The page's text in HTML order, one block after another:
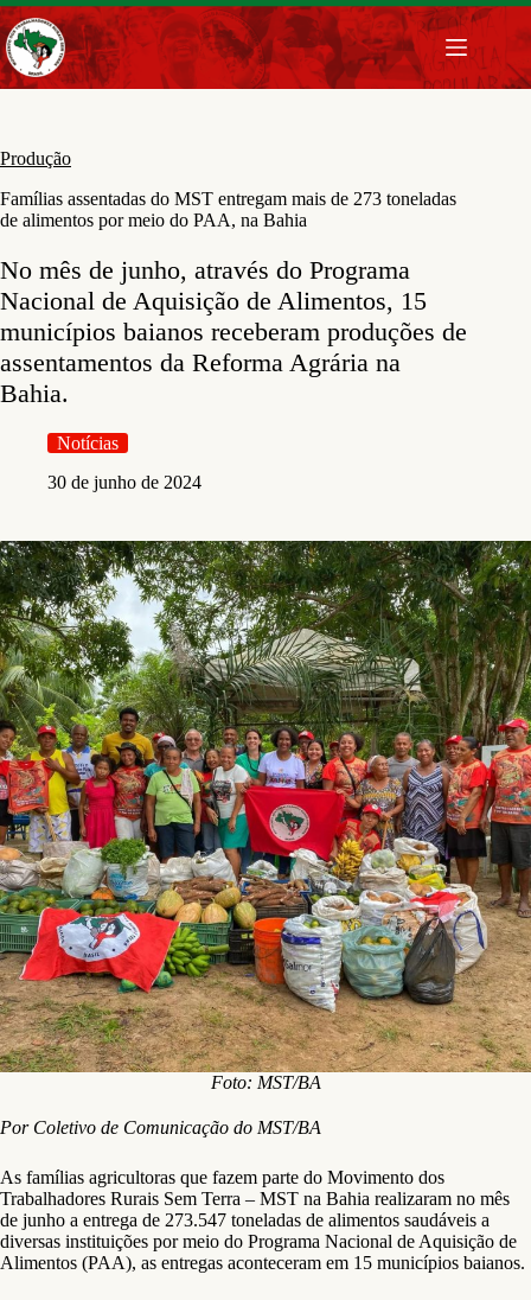
Pular
para
o
conteúdo
Produção
Famílias assentadas do MST entregam mais de 273 toneladas
de alimentos por meio do PAA, na Bahia
No mês de junho, através do Programa
Nacional de Aquisição de Alimentos, 15
municípios baianos receberam produções de
assentamentos da Reforma Agrária na
Bahia.
Notícias
30 de junho de 2024
Foto: MST/BA
Por Coletivo de Comunicação do MST/BA
As famílias agricultoras que fazem parte do Movimento dos
Trabalhadores Rurais Sem Terra – MST na Bahia realizaram no mês
de junho a entrega de 273.547 toneladas de alimentos saudáveis a
diversas instituições por meio do Programa Nacional de Aquisição de
Alimentos (PAA), as entregas aconteceram em 15 municípios baianos.